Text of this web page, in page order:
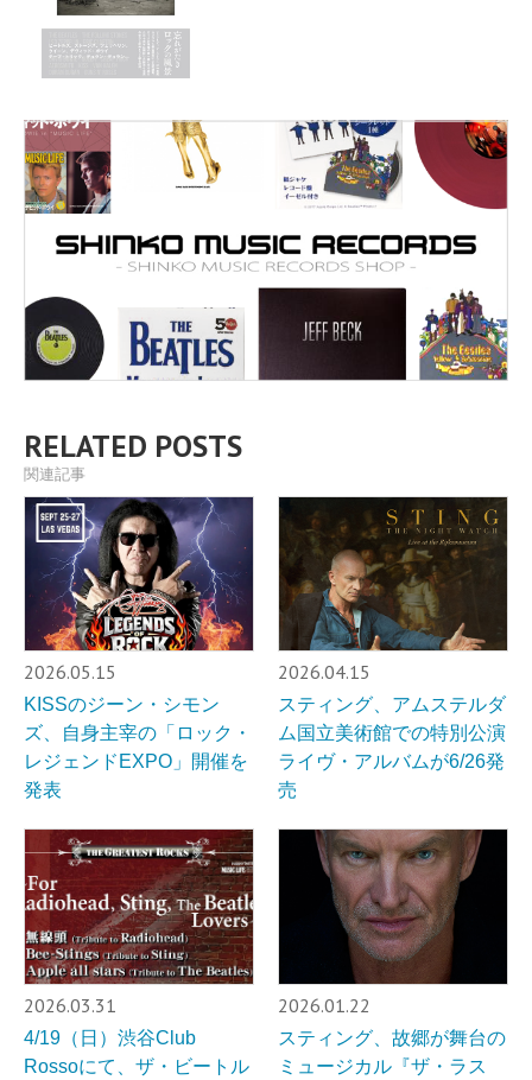
RELATED POSTS
関連記事
2026.05.15
KISSのジーン・シモン
ズ、自身主宰の「ロック・
レジェンドEXPO」開催を
発表
2026.04.15
スティング、アムステルダ
ム国立美術館での特別公演
ライヴ・アルバムが6/26発
売
2026.03.31
4/19（日）渋谷Club
Rossoにて、ザ・ビートル
2026.01.22
スティング、故郷が舞台の
ミュージカル『ザ・ラス